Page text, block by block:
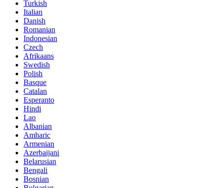
Turkish
Italian
Danish
Romanian
Indonesian
Czech
Afrikaans
Swedish
Polish
Basque
Catalan
Esperanto
Hindi
Lao
Albanian
Amharic
Armenian
Azerbaijani
Belarusian
Bengali
Bosnian